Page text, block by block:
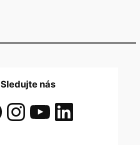
Sledujte nás
InstagramYouTube LinkedIn